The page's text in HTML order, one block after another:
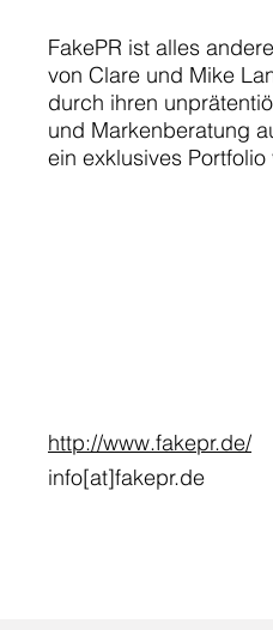
FakePR ist alles
von Clare und Mike
durch ihren
und Markenberatung
ein exklusives
http://www.fakepr.de/
info[at]fakepr.de